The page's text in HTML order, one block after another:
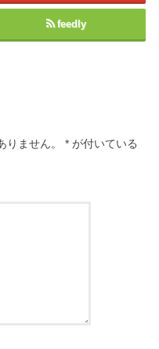
feedly
りません。 * が付いている